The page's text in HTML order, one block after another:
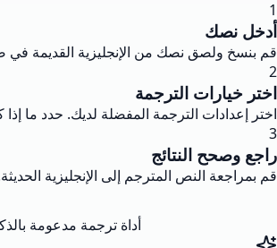
1
أدخل نصك
قم بنسخ ولصق نصك من الإنجليزية القديمة
2
اختر خيارات الترجمة
اختر إعدادات الترجمة المفضلة لديك. حدد ما
3
راجع وصحح النتائج
قم بمراجعة النص المترجم إلى الإنجليزية
أداة ترجمة مدعومة